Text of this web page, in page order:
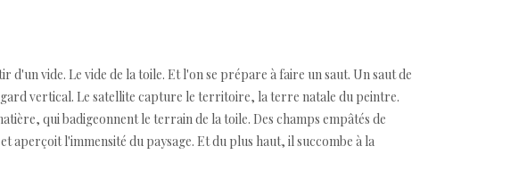
vide. Le vide de la toile. Et l'on se prépare à faire un saut. Un saut de
vertical. Le satellite capture le territoire, la terre natale du peintre.
qui badigeonnent le terrain de la toile. Des champs empâtés de
aperçoit l'immensité du paysage. Et du plus haut, il succombe à la